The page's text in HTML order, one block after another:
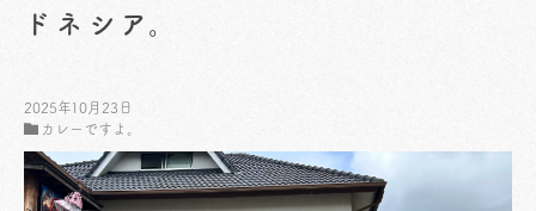
ドネシア。
2025年10月23日
カレーですよ。